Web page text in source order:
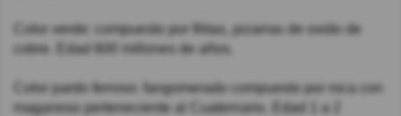
Color verde: compuesto por filitas, pizarras de oxido de
cobre. Edad 600 millones de años.
Color pardo ferroso: fangomerado compuesto por roca con
maganeso perteneciente al Cuaternario. Edad 1 a 2